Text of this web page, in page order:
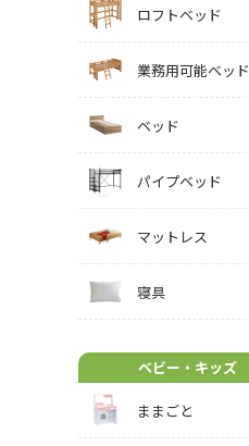
ロフトベッド
業務用可能ベッド
ベッド
パイプベッド
マットレス
寝具
ベビー・キッズ
ままごと